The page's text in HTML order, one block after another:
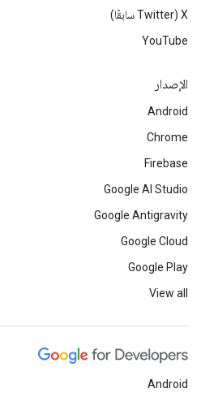
‫X ‏(Twitter سابقًا)
YouTube
الإصدار
Android
Chrome
Firebase
Google AI Studio
Google Antigravity
Google Cloud
Google Play
View all
Android